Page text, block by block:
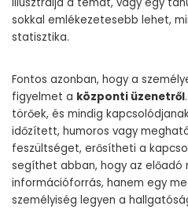
sokkal emlékezetesebb lehet,
statisztika.
Fontos azonban, hogy a
figyelmet a központi üzenetről
törőek, és mindig
időzített, humoros vagy
feszültséget, erősítheti a
segíthet abban, hogy az előadó
információforrás, hanem egy
személyiség legyen a